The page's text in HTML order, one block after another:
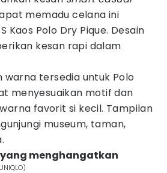
memadu celana ini
Kaos Polo Dry Pique. Desain
kesan rapi dalam
warna tersedia untuk Polo
menyesuaikan motif dan
favorit si kecil. Tampilan
museum, taman,
menghangatkan